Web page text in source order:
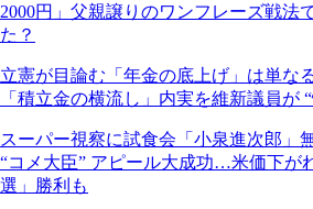
2000円」父親譲りのワンフレーズ戦法
た？
立憲が目論む「年金の底上げ」は単な
「積立金の横流し」内実を維新議員が
スーパー視察に試食会「小泉進次郎」
“コメ大臣” アピール大成功…米価下が
選」勝利も